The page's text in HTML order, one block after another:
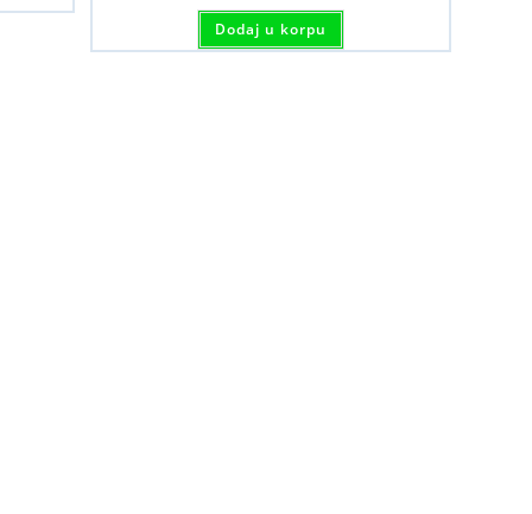
Dodaj u korpu